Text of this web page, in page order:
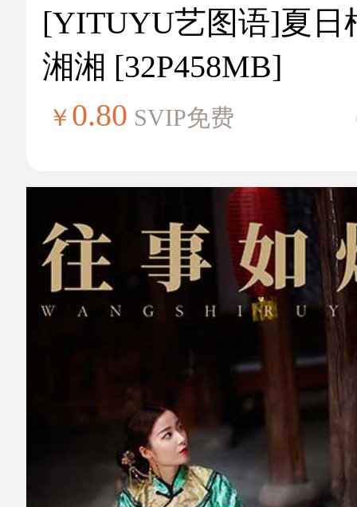
[YITUYU艺图语]夏日
湘湘 [32P458MB]
￥ 0.80 SVIP免费